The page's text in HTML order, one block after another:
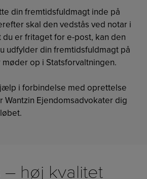
din fremtidsfuldmagt inde på
skal den vedstås ved notar i
er fritaget for e-post, kan den
udfylder din fremtidsfuldmagt på
op i Statsforvaltningen.
i forbindelse med oprettelse
Wantzin Ejendomsadvokater dig
– høj kvalitet